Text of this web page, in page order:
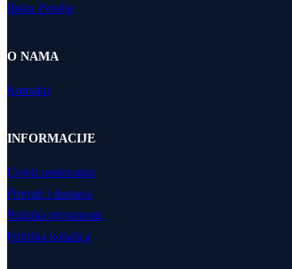
Relax Fotelje
O NAMA
Kontakti
INFORMACIJE
Uvjeti poslovanja
Povrati i dostava
Politika privatnosti
Politika kolačića